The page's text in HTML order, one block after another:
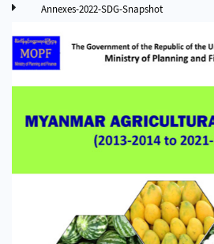
Annexes-2022-SDG-Snapshot